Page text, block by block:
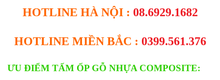
HOTLINE HÀ NỘI : 08.6929.1682
HOTLINE MIỀN BẮC : 0399.561.376
ƯU ĐIỂM TẤM ỐP GỖ NHỰA COMPOSITE: